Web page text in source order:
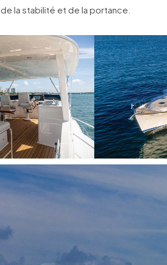
de la stabilité et de la portance.